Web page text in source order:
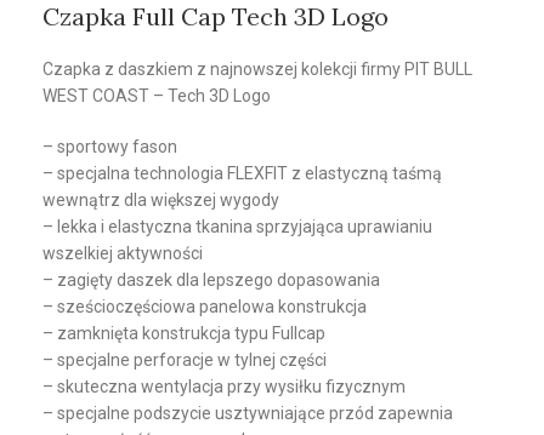
Czapka Full Cap Tech 3D Logo
Czapka z daszkiem z najnowszej kolekcji firmy PIT BULL
WEST COAST – Tech 3D Logo
– sportowy fason
– specjalna technologia FLEXFIT z elastyczną taśmą
wewnątrz dla większej wygody
– lekka i elastyczna tkanina sprzyjająca uprawianiu
wszelkiej aktywności
– zagięty daszek dla lepszego dopasowania
– sześcioczęściowa panelowa konstrukcja
– zamknięta konstrukcja typu Fullcap
– specjalne perforacje w tylnej części
– skuteczna wentylacja przy wysiłku fizycznym
– specjalne podszycie usztywniające przód zapewnia